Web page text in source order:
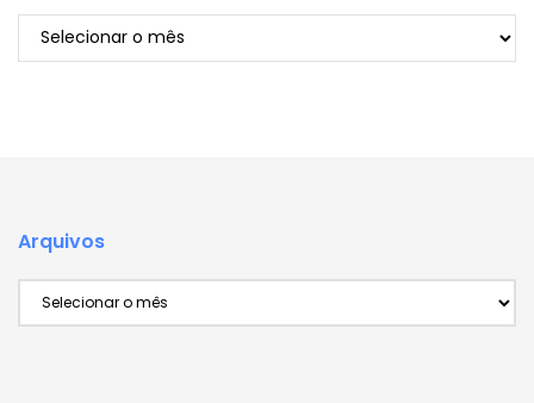
Arquivos
Arquivos